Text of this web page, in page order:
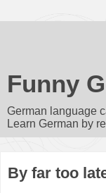
Funny
German language
Learn German by
By far too